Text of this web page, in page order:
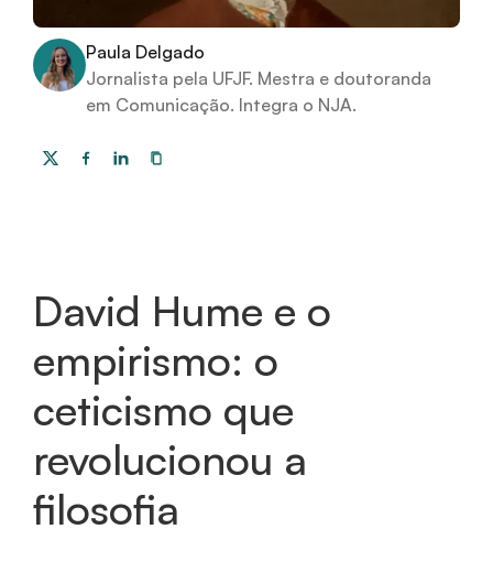
Paula Delgado
Jornalista pela UFJF. Mestra e doutoranda
em Comunicação. Integra o NJA.
David Hume e o
empirismo: o
ceticismo que
revolucionou a
filosofia